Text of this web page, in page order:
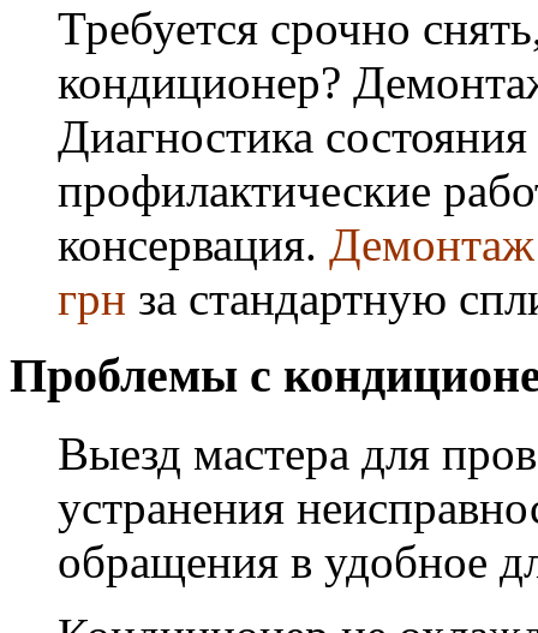
Требуется срочно
кондиционер?
Диагностика
профилактические
консервация.
грн за стандартную
Проблемы с
Выезд мастера для
устранения
обращения в удобное